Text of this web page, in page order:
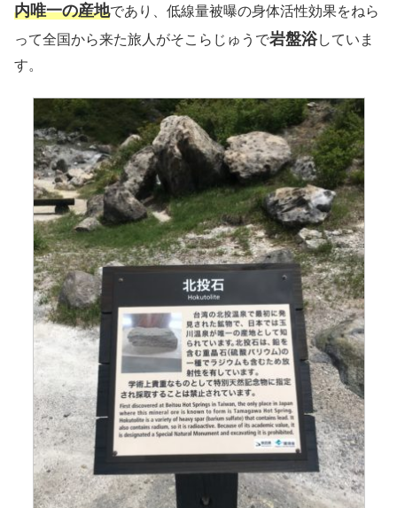
内唯一の産地であり、 低線量被曝の身体活性効果をねら
って全国から来た旅人がそこらじゅうで岩盤浴していま
す。